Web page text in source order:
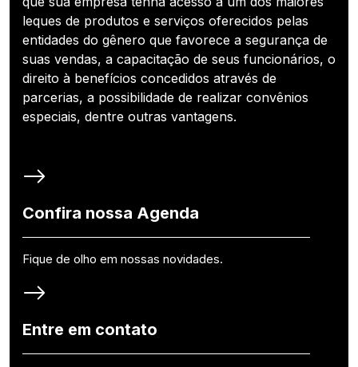
leques de produtos e serviços oferecidos pelas
entidades do gênero que favorece a segurança de
suas vendas, a capacitação de seus funcionários, o
direito à benefícios concedidos através de
parcerias, a possibilidade de realizar convênios
especiais, dentre outras vantagens.
Confira nossa Agenda
Fique de olho em nossas novidades.
Entre em contato